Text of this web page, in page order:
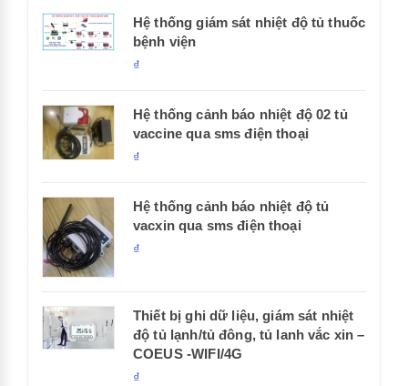
Hệ thống giám sát nhiệt độ tủ thuốc
bệnh viện
₫
Hệ thống cảnh báo nhiệt độ 02 tủ
vaccine qua sms điện thoại
₫
Hệ thống cảnh báo nhiệt độ tủ
vacxin qua sms điện thoại
₫
Thiết bị ghi dữ liệu, giám sát nhiệt
độ tủ lạnh/tủ đông, tủ lanh vắc xin –
COEUS -WIFI/4G
₫